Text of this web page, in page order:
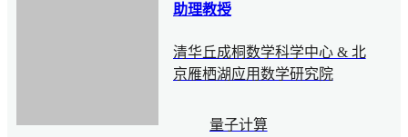
助理教授
清华丘成桐数学科学中心 & 北
京雁栖湖应用数学研究院
量子计算